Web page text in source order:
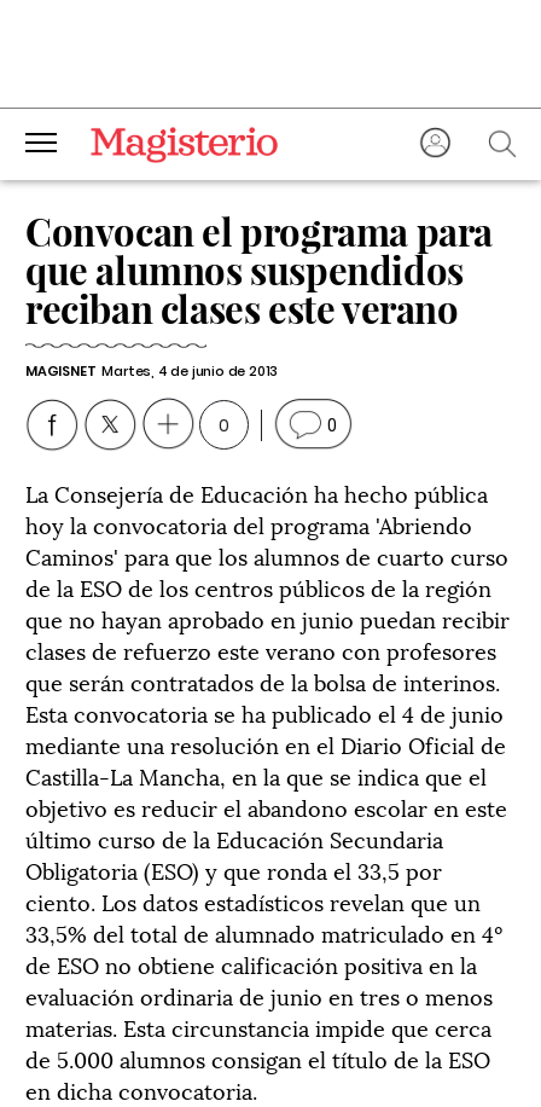
Convocan el programa para
que alumnos suspendidos
reciban clases este verano
MAGISNET Martes, 4 de junio de 2013
0 0
La Consejería de Educación ha hecho pública
hoy la convocatoria del programa 'Abriendo
Caminos' para que los alumnos de cuarto curso
de la ESO de los centros públicos de la región
que no hayan aprobado en junio puedan recibir
clases de refuerzo este verano con profesores
que serán contratados de la bolsa de interinos.
Esta convocatoria se ha publicado el 4 de junio
mediante una resolución en el Diario Oficial de
Castilla-La Mancha, en la que se indica que el
objetivo es reducir el abandono escolar en este
último curso de la Educación Secundaria
Obligatoria (ESO) y que ronda el 33,5 por
ciento. Los datos estadísticos revelan que un
33,5% del total de alumnado matriculado en 4º
de ESO no obtiene calificación positiva en la
evaluación ordinaria de junio en tres o menos
materias. Esta circunstancia impide que cerca
de 5.000 alumnos consigan el título de la ESO
en dicha convocatoria.